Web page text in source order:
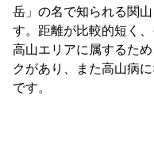
Tiếng Việt
Taglog
岳」の名で知られる関
す。距離が比較的短く
高山エリアに属するた
クがあり、また高山病
です。